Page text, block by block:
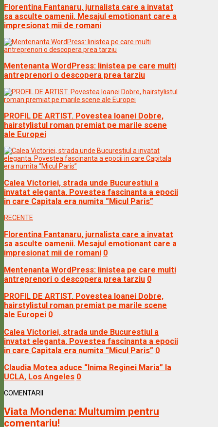
Florentina Fantanaru, jurnalista care a invatat
sa asculte oamenii. Mesajul emotionant care a
impresionat mii de romani
Mentenanta WordPress: linistea pe care multi
antreprenori o descopera prea tarziu
PROFIL DE ARTIST. Povestea Ioanei Dobre,
hairstylistul roman premiat pe marile scene
ale Europei
Calea Victoriei, strada unde Bucurestiul a
invatat eleganta. Povestea fascinanta a epocii
in care Capitala era numita “Micul Paris”
RECENTE
Florentina Fantanaru, jurnalista care a invatat
sa asculte oamenii. Mesajul emotionant care a
impresionat mii de romani 0
Mentenanta WordPress: linistea pe care multi
antreprenori o descopera prea tarziu 0
PROFIL DE ARTIST. Povestea Ioanei Dobre,
hairstylistul roman premiat pe marile scene
ale Europei 0
Calea Victoriei, strada unde Bucurestiul a
invatat eleganta. Povestea fascinanta a epocii
in care Capitala era numita “Micul Paris” 0
Claudia Motea aduce “Inima Reginei Maria” la
UCLA, Los Angeles 0
COMENTARII
Viata Mondena: Multumim pentru
comentariu!